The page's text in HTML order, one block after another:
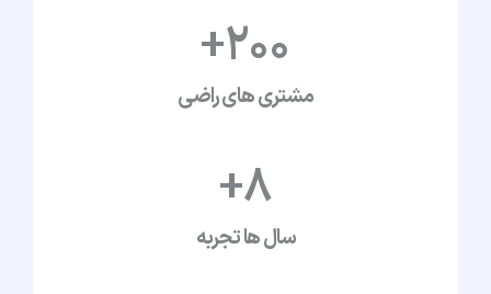
مشتری های راضی
200
+
سال ها تجربه
8
+